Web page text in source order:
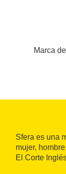
Marca
Sfera es una
mujer,
El Corte